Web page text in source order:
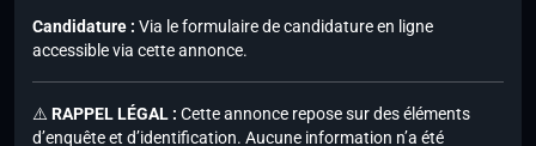
Candidature : Via le formulaire de candidature en ligne
accessible via cette annonce.
⚠️ RAPPEL LÉGAL : Cette annonce repose sur des éléments
d’enquête et d’identification. Aucune information n’a été